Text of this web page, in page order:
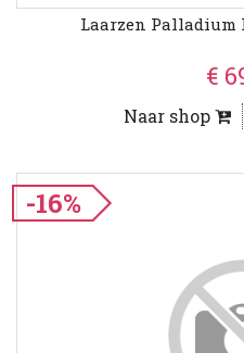
Laarzen Palladium
€
Naar shop
-16%